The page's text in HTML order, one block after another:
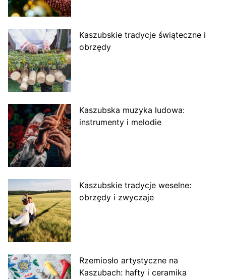
Kaszubskie tradycje świąteczne i
obrzędy
Kaszubska muzyka ludowa:
instrumenty i melodie
Kaszubskie tradycje weselne:
obrzędy i zwyczaje
Rzemiosło artystyczne na
Kaszubach: hafty i ceramika